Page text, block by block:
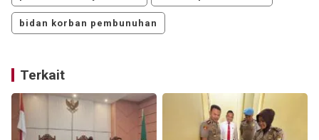
bidan korban pembunuhan
Terkait